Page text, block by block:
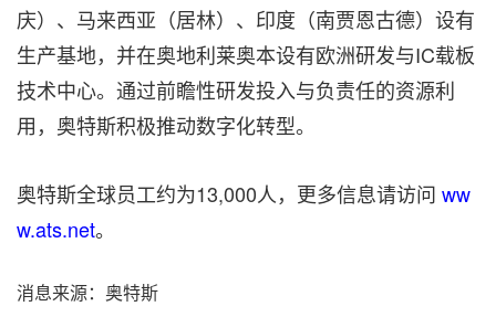
庆）、马来西亚（居林）、印度（南贾恩古德）设有
生产基地，并在奥地利莱奥本设有欧洲研发与IC载板
技术中心。通过前瞻性研发投入与负责任的资源利
用，奥特斯积极推动数字化转型。
奥特斯全球员工约为13,000人，更多信息请访问 ww
w.ats.net。
消息来源：奥特斯